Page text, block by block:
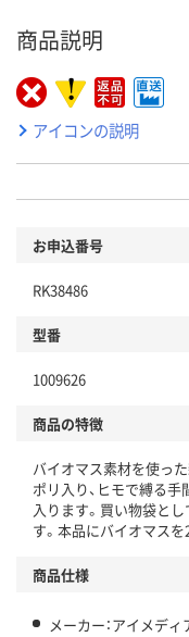
商品説明
アイコンの説明
お申込番号
RK38486
型番
1009626
商品の特徴
バイオマス素材を使っ
ポリ入り、ヒモで縛る
入ります。買い物袋と
す。本品にバイオマス
商品仕様
メーカー：アイメディ